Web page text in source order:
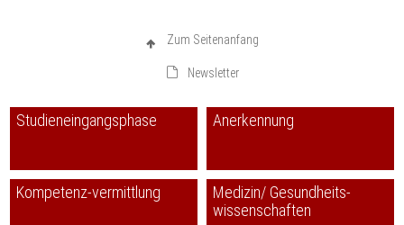
Zum Seitenanfang
Newsletter
Studieneingangsphase Anerkennung
Kompetenz-vermittlung
Medizin/ Gesundheits-
wissenschaften